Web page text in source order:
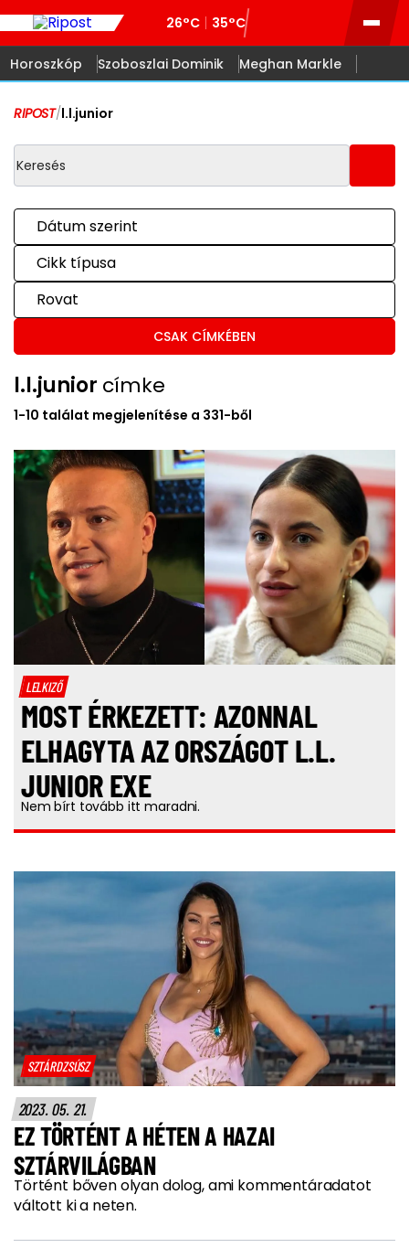
26°C 35°C
Horoszkóp Szoboszlai Dominik Meghan Markle
RIPOST/l.l.junior
Dátum szerint
Cikk típusa
Rovat
CSAK CÍMKÉBEN
l.l.junior címke
1-10 találat megjelenítése a 331-ből
LELKIZŐ
MOST ÉRKEZETT: AZONNAL
ELHAGYTA AZ ORSZÁGOT L.L.
JUNIOR EXE
Nem bírt tovább itt maradni.
SZTÁRDZSÚSZ
2023. 05. 21.
EZ TÖRTÉNT A HÉTEN A HAZAI
SZTÁRVILÁGBAN
Történt bőven olyan dolog, ami kommentáradatot
váltott ki a neten.